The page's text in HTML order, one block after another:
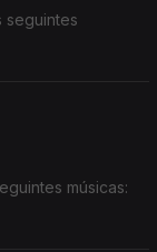
seguintes
músicas: